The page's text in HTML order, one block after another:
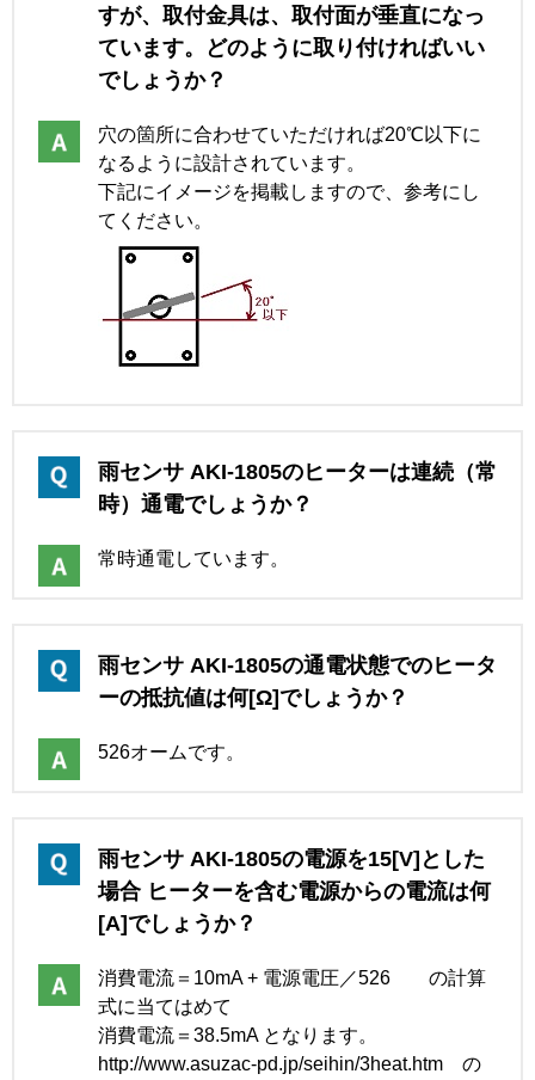
すが、取付金具は、取付面が垂直になっ
ています。どのように取り付ければいい
でしょうか？
穴の箇所に合わせていただければ20℃以下に
なるように設計されています。
下記にイメージを掲載しますので、参考にし
てください。
雨センサ AKI-1805のヒーターは連続（常
時）通電でしょうか？
常時通電しています。
雨センサ AKI-1805の通電状態でのヒータ
ーの抵抗値は何[Ω]でしょうか？
526オームです。
雨センサ AKI-1805の電源を15[V]とした
場合 ヒーターを含む電源からの電流は何
[A]でしょうか？
消費電流＝10mA + 電源電圧／526 の計算
式に当てはめて
消費電流＝38.5mA となります。
http://www.asuzac-pd.jp/seihin/3heat.htm の